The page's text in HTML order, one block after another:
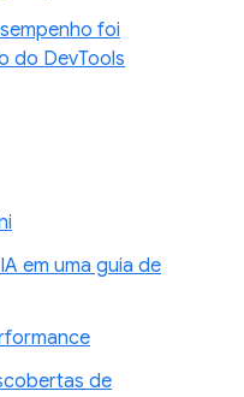
foi
do DevTools
em uma guia de
de